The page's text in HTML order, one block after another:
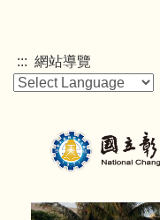
主
要
::: 網站導覽